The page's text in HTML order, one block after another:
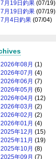
7月19日釣果 (07/19)
7月19日釣果 (07/19)
7月4日釣果 (07/04)
2026年08月 (1)
2026年07月 (4)
2026年06月 (7)
2026年05月 (6)
2026年04月 (12)
2026年03月 (2)
2026年02月 (2)
2026年01月 (4)
2025年12月 (15)
2025年11月 (19)
2025年10月 (8)
2025年09月 (7)